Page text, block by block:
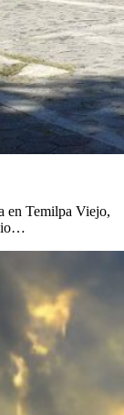
en Temilpa Viejo,